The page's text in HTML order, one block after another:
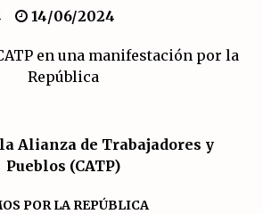
20/07/2026
20/07/2026
qué la «unidad de las izquierdas» es un
14/06/2024
Alianza de Trabajadores y
Pueblos (CATP)
POR LA REPÚBLICA